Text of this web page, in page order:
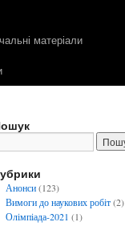
матеріали
Анонси(123)
Вимоги до наукових робіт(2)
Олімпіада-2021 (1)